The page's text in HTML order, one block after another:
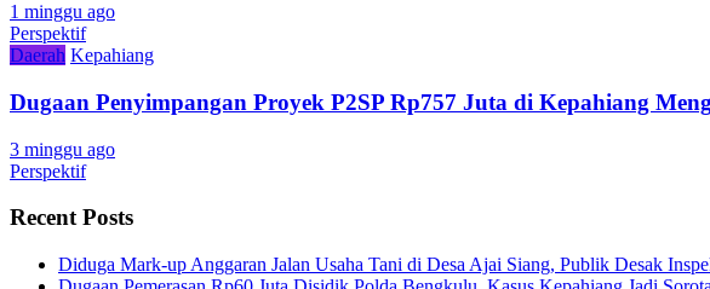
1 minggu ago
Perspektif
Daerah Kepahiang
Dugaan Penyimpangan Proyek P2SP Rp757 Juta di Kepahiang
3 minggu ago
Perspektif
Recent Posts
Diduga Mark-up Anggaran Jalan Usaha Tani di Desa Ajai Siang, Publik Desak